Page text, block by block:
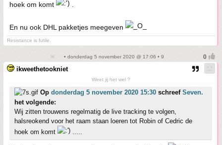
hoek om komt
En nu ook DHL pakketjes meegeven
Resistance is futile.
• donderdag 5 november 2020 @ 17:06 • 9
ikweethetookniet
Weet jij het wel ?
Op donderdag 5 november 2020 15:30 schreef Seven.
het volgende:
Wij zitten trouwens regelmatig de live tracking te volgen,
halsreokend voor het raam staan loeren tot Robin of Cedric de
hoek om komt
.....